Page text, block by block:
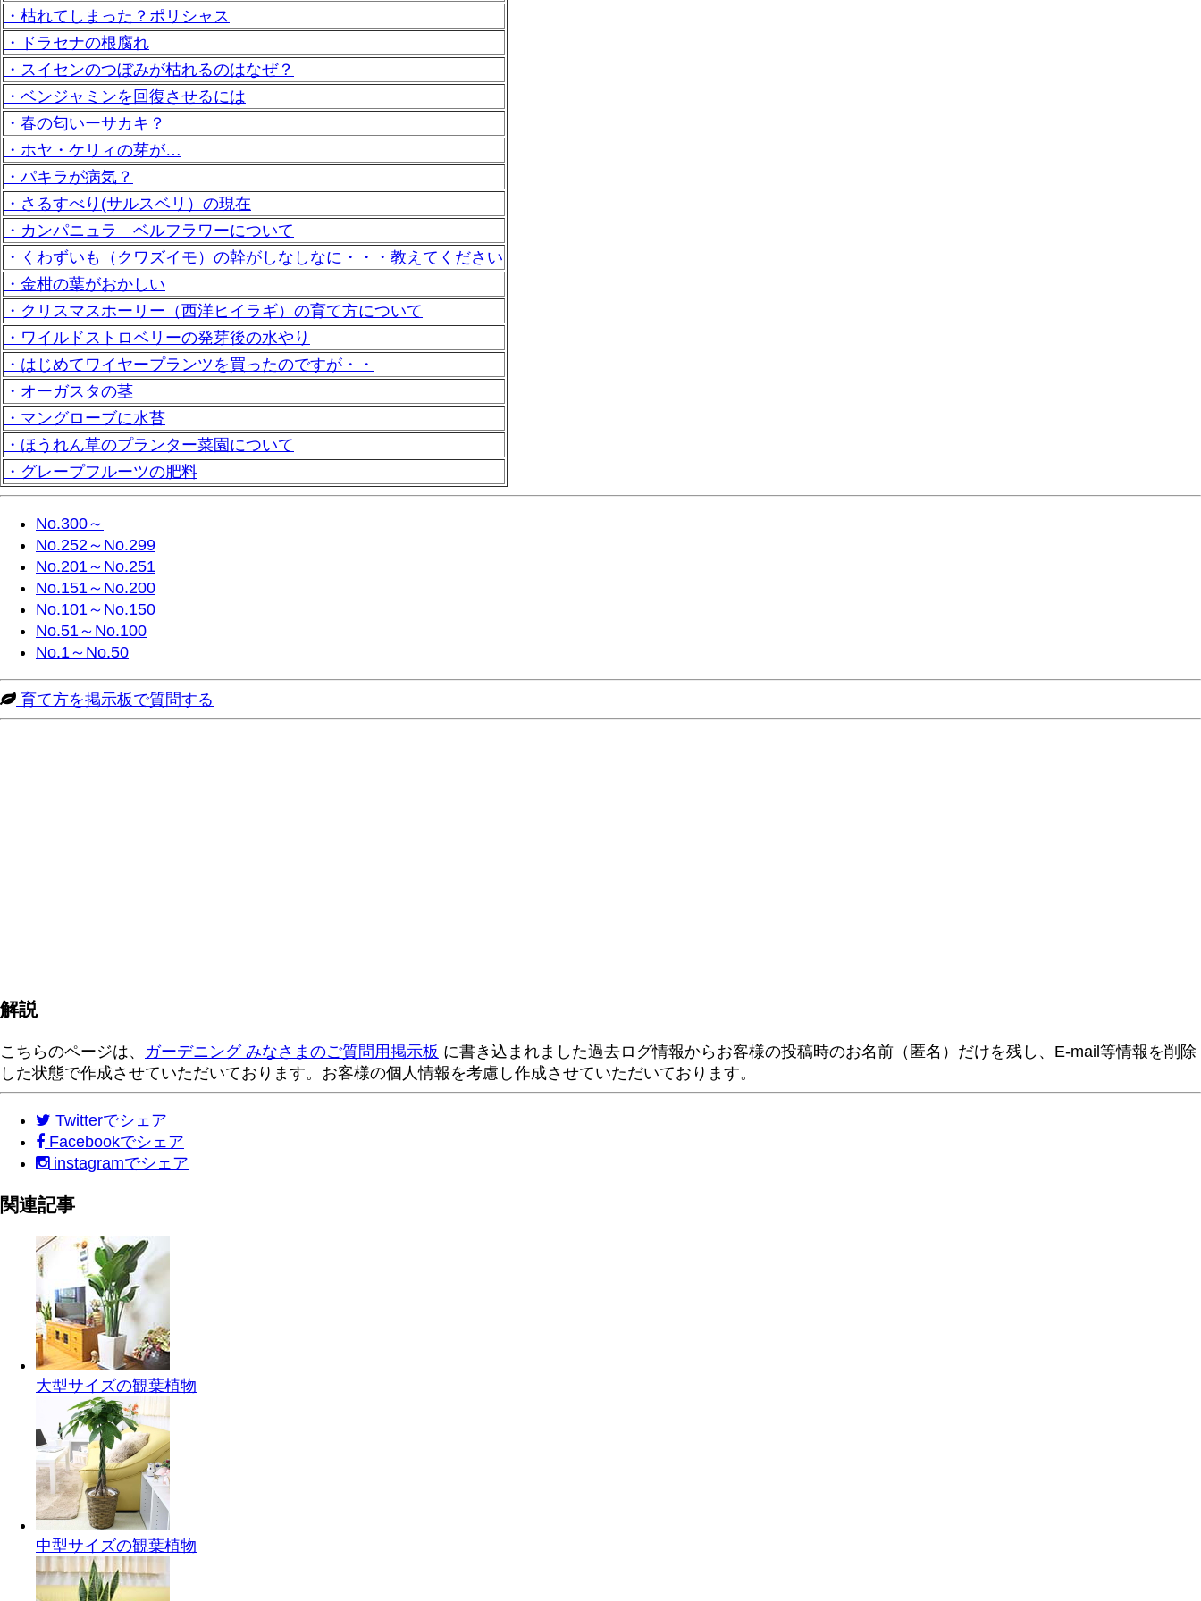
・枯れてしまった？ポリシャス
・ドラセナの根腐れ
・スイセンのつぼみが枯れるのはなぜ？
・ベンジャミンを回復させるには
・春の匂いーサカキ？
・ホヤ・ケリィの芽が…
・パキラが病気？
・さるすべり(サルスベリ）の現在
・カンパニュラ ベルフラワーについて
・くわずいも（クワズイモ）の幹がしなしなに・・・教えてください
・金柑の葉がおかしい
・クリスマスホーリー（西洋ヒイラギ）の育て方について
・ワイルドストロベリーの発芽後の水やり
・はじめてワイヤープランツを買ったのですが・・
・オーガスタの茎
・マングローブに水苔
・ほうれん草のプランター菜園について
・グレープフルーツの肥料
No.300～
No.252～No.299
No.201～No.251
No.151～No.200
No.101～No.150
No.51～No.100
No.1～No.50
育て方を掲示板で質問する
解説
こちらのページは、 ガーデニング みなさまのご質問用掲示板 に書き込まれました過去ログ情報からお客様の投稿時のお名前（匿名）だけを残し、E-mail等情報を削除
した状態で作成させていただいております。お客様の個人情報を考慮し作成させていただいております。
Twitterでシェア
Facebookでシェア
instagramでシェア
関連記事
大型サイズの観葉植物
中型サイズの観葉植物